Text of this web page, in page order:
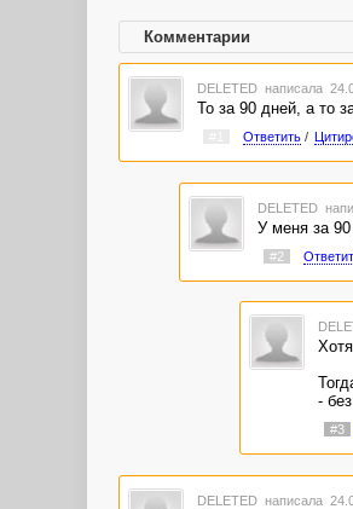
Комментарии
DELETED написала
То за 90 дней, а то
Ответить/
DELETED
У меня за 90
#2
-
#3
DELETED написала